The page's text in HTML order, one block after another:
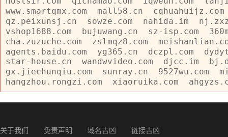
www.smartqmx.com
mall58.cn
cqhuahuijz.com
qz.peixunsj.cn
sowze.com nahida.im
vshop1688.com
bujuwang.cn sz-isp.com
cha.zuzuche.com
zslmqz8.com
agents.baidu.com
yg365.cn dczpl.com
star-house.cn
wandwvideo.com djcc.im
gx.jiechunqiu.com
sunray.cn 9527wu.com
hangzhou.rongzi.com
xiaoruika.com
关于我们 免责声明 域名吉凶 链接吉凶